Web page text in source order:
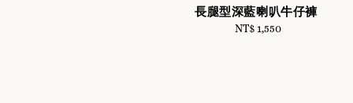
長腿型深藍喇叭牛仔褲
Regular
NT$ 1,550